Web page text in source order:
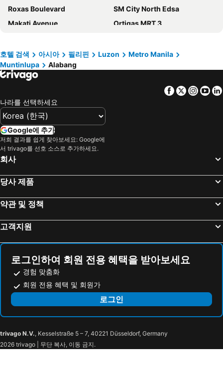
Holiday Inn Express Manila Newport City by IHG
Hyatt Regency Manila, City of Dreams
City of Dreams - Nobu Hotel Manila
Dusit Thani Manila
Eurotel Pedro Gil
Sheraton Manila Hotel at Newport World Resorts
Rosh Hotel
Hotel101 - Manila
골든 피닉스 호텔 마닐라
Bayprime Hotel
Hotel101 - Fort
I'M Hotel
아카시아 호텔 마닐라
마이다스 호텔 & 카지노
Savea Bay City Manila
더 헤리티지 호텔 마닐라
Somerset Alabang Manila
Vivere
Parque España Residence Hotel Managed by HII
타이탄 콘도 앳 엔트라타 알라방
The Bellevue Manila
아주미 부티크 호텔
B 호텔
Hotel Dreamworld Las Pinas
유로텔 라스 피나스
The Mermaid At Azure
Roxas Boulevard
SM City North Edsa
Makati Avenue
Ortigas MRT 3
Intramuros
Vito Cruz LRT Station
SM Megamall Ortigas Center
Manila Cathedral
Zoobic
Baclaran LRT 1
Taft MRT 3
Cultural Center of the Philippines
Chino Roces Avenue
Power Plant Mall
Paseo de Roxas
World Trade Center Metro Manila
Gilmore LRT 2
North Ave MRT 3
Balintawak LRT 1
Bambang LRT 1
Palasyo ng Malakanyang
TriNoma
호텔 검색 아시아 필리핀 Luzon
Metro Manila
Muntinlupa
Alabang
Facebook
Twitter
나라를 선택하세요
Google에 추가
저희 결과를 쉽게 찾아보세요: Google에
서 trivago를 선호 소스로 추가하세요.
회사
당사 제품
약관 및 정책
고객지원
로그인하여 회원 전용 혜택을 받아보세요
경험 맞춤화
회원 전용 혜택 및 회원가
로그인
trivago N.V., Kesselstraße 5 – 7, 40221 Düsseldorf, Germany
2026 trivago | 무단 복사, 이동 금지.